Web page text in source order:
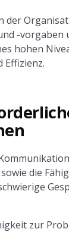
der
-vorgaben
hohen
Effizienz.
die
zur